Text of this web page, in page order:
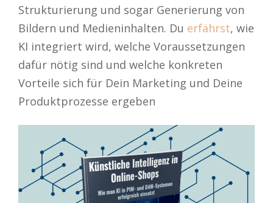
Strukturierung und sogar Generierung von
Bildern und Medieninhalten. Du erfährst, wie
KI integriert wird, welche Voraussetzungen
dafür nötig sind und welche konkreten
Vorteile sich für Dein Marketing und Deine
Produktprozesse ergeben